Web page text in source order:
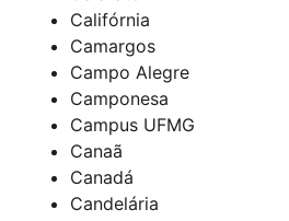
Califórnia
Camargos
Campo Alegre
Camponesa
Campus UFMG
Canaã
Canadá
Candelária